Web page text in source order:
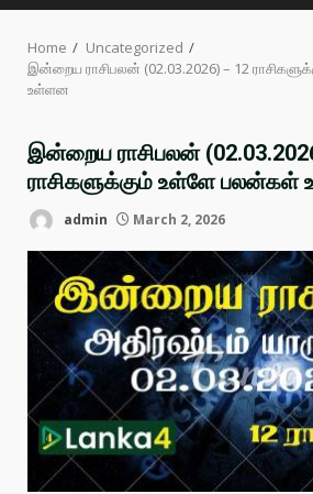
Home
Uncategorized
இன்றைய ராசிபலன் (02.03.2026) – 12
உள்ளன
இன்றைய ராசிபலன்
ராசிகளுக்கும் உள்ளே
admin March 2, 2026